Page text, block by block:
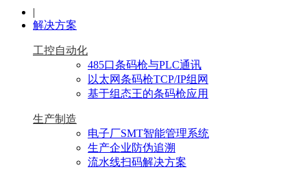
|
解决方案
工控自动化
485口条码枪与PLC通讯
以太网条码枪TCP/IP组网
基于组态王的条码枪应用
生产制造
电子厂SMT智能管理系统
生产企业防伪追溯
流水线扫码解决方案